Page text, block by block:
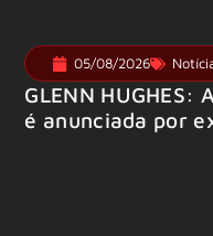
05/08/2026
GLENN HUGHES:
é anunciada por